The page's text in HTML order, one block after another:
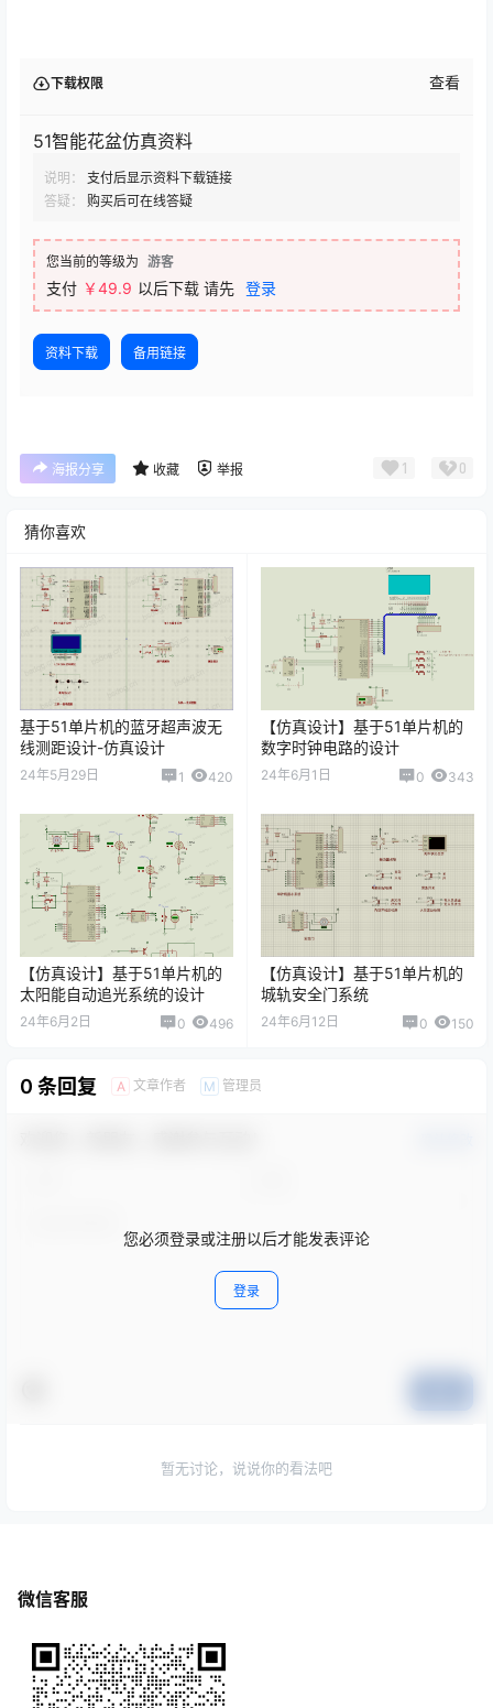
下载权限 查看
51智能花盆仿真资料
说明：
支付后显示资料下载链接
答疑：
购买后可在线答疑
您当前的等级为 游客
支付 ￥49.9 以后下载 请先 登录
资料下载 备用链接
海报分享 收藏 举报 1 0
猜你喜欢
基于51单片机的蓝牙超声波无
线测距设计-仿真设计
24年5月29日 1 420
【仿真设计】基于51单片机的
数字时钟电路的设计
24年6月1日 0 343
【仿真设计】基于51单片机的
太阳能自动追光系统的设计
24年6月2日 0 496
【仿真设计】基于51单片机的
城轨安全门系统
24年6月12日 0 150
0 条回复 A 文章作者 M 管理员
您必须登录或注册以后才能发表评论
登录
暂无讨论，说说你的看法吧
微信客服